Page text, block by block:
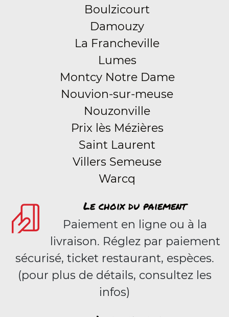
Boulzicourt
Damouzy
La Francheville
Lumes
Montcy Notre Dame
Nouvion-sur-meuse
Nouzonville
Prix lès Mézières
Saint Laurent
Villers Semeuse
Warcq
Le choix du paiement
Paiement en ligne ou à la
livraison. Réglez par paiement
sécurisé, ticket restaurant, espèces.
(pour plus de détails, consultez les
infos)